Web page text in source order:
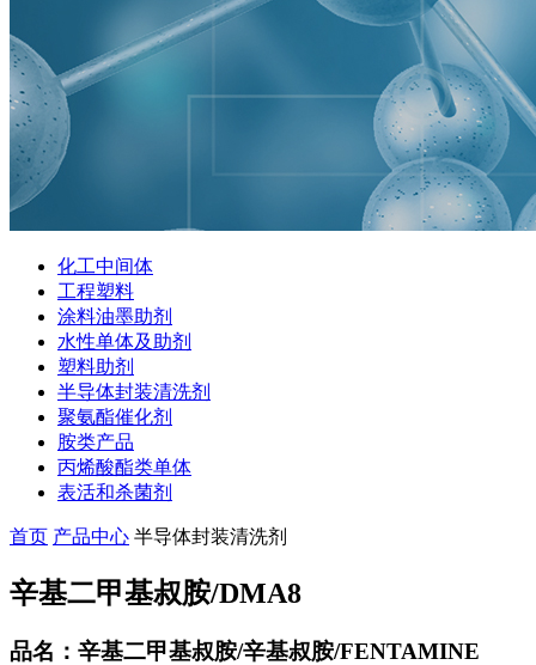
化工中间体
工程塑料
涂料油墨助剂
水性单体及助剂
塑料助剂
半导体封装清洗剂
聚氨酯催化剂
胺类产品
丙烯酸酯类单体
表活和杀菌剂
首页 产品中心 半导体封装清洗剂
辛基二甲基叔胺/DMA8
品名：辛基二甲基叔胺/辛基叔胺/FENTAMINE